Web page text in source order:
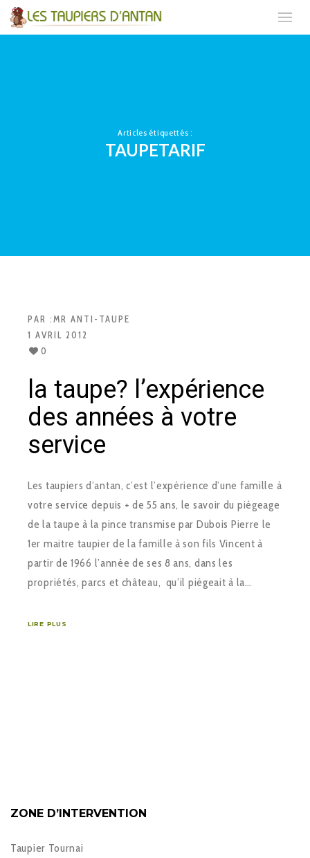
Articles étiquettés :
TAUPETARIF
PAR :MR ANTI-TAUPE
1 AVRIL 2012
0
la taupe? l’expérience
des années à votre
service
Les taupiers d’antan, c’est l’expérience d’une famille à
votre service depuis + de 55 ans, le savoir du piégeage
de la taupe à la pince transmise par Dubois Pierre le
1er maitre taupier de la famille à son fils Vincent à
partir de 1966 l’année de ses 8 ans, dans les
propriétés, parcs et château, qu’il piégeait à la…
LIRE PLUS
ZONE D’INTERVENTION
Taupier Tournai